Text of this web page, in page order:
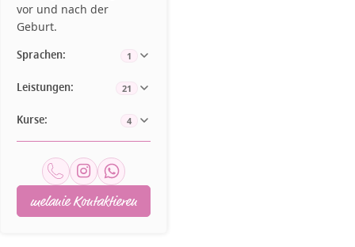
vor und nach der
Geburt.
Sprachen: 1
Leistungen: 21
Kurse: 4
melanie Kontaktieren